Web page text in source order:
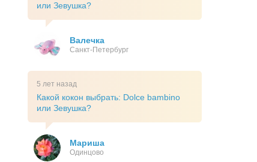
или Зевушка?
Валечка
Санкт-Петербург
5 лет назад
Какой кокон выбрать: Dolce bambino
или Зевушка?
Мариша
Одинцово